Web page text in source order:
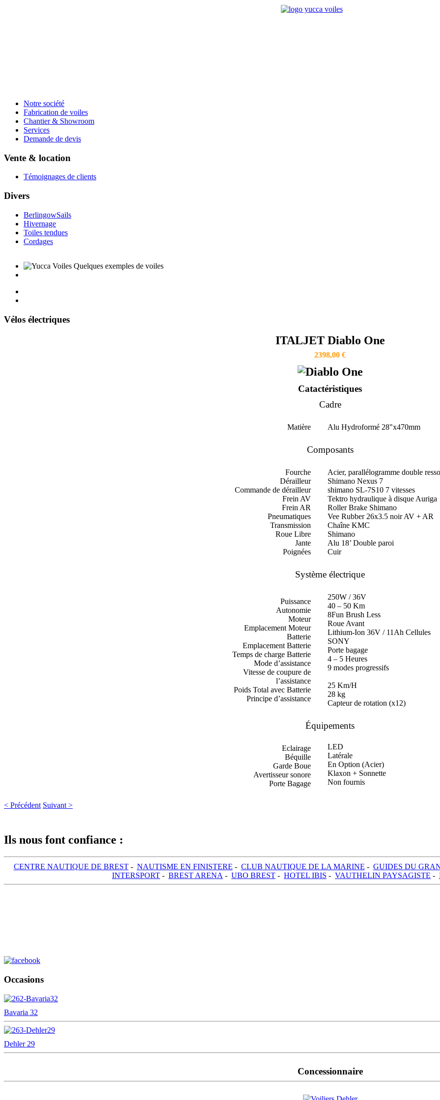
Notre société
Fabrication de voiles
Chantier & Showroom
Services
Demande de devis
Vente & location
Témoignages de clients
Divers
BerlingowSails
Hivernage
Toiles tendues
Cordages
Vélos électriques
ITALJET Diablo One
2398,00 €
Catactéristiques
Cadre
Matière Alu Hydroformé 28"x470mm
Composants
Fourche
Dérailleur
Commande de dérailleur
Frein AV
Frein AR
Pneumatiques
Transmission
Roue Libre
Jante
Poignées
Acier, parallélogramme double
Shimano Nexus 7
shimano SL-7S10 7 vitesses
Tektro hydraulique à disque Auriga
Roller Brake Shimano
Vee Rubber 26x3.5 noir AV + AR
Chaîne KMC
Shimano
Alu 18’ Double paroi
Cuir
Système électrique
Puissance
Autonomie
Moteur
Emplacement Moteur
Batterie
Emplacement Batterie
Temps de charge Batterie
Mode d’assistance
Vitesse de coupure de
l’assistance
Poids Total avec Batterie
Principe d’assistance
250W / 36V
40 – 50 Km
8Fun Brush Less
Roue Avant
Lithium-Ion 36V / 11Ah Cellules
SONY
Porte bagage
4 – 5 Heures
9 modes progressifs
25 Km/H
28 kg
Capteur de rotation (x12)
Équipements
Eclairage
Béquille
Garde Boue
Avertisseur sonore
Porte Bagage
LED
Latérale
En Option (Acier)
Klaxon + Sonnette
Non fournis
< Précédent Suivant >
Ils nous font confiance :
CENTRE NAUTIQUE DE BREST- NAUTISME EN FINISTERE - CLUB NAUTIQUE DE LA MARINE - GUIDES DU
INTERSPORT - BREST ARENA - UBO BREST - HOTEL IBIS - VAUTHELIN PAYSAGISTE -
Occasions
Bavaria 32
Dehler 29
Concessionnaire